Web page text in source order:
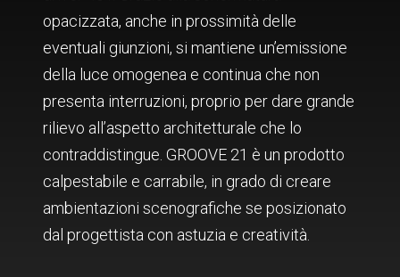
opacizzata, anche in prossimità delle
eventuali giunzioni, si mantiene un’emissione
della luce omogenea e continua che non
presenta interruzioni, proprio per dare grande
rilievo all’aspetto architetturale che lo
contraddistingue. GROOVE 21 è un prodotto
calpestabile e carrabile, in grado di creare
ambientazioni scenografiche se posizionato
dal progettista con astuzia e creatività.